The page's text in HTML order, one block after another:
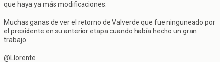
que haya ya más modificaciones.
Muchas ganas de ver el retorno de Valverde que fue ninguneado por
el presidente en su anterior etapa cuando había hecho un gran
trabajo.
@Llorente